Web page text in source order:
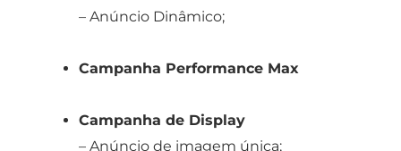
– Anúncio Dinâmico;
Campanha Performance Max
Campanha de Display
– Anúncio de imagem única;